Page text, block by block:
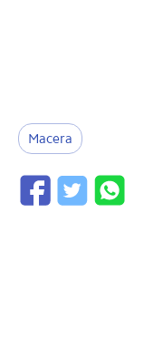
Macera